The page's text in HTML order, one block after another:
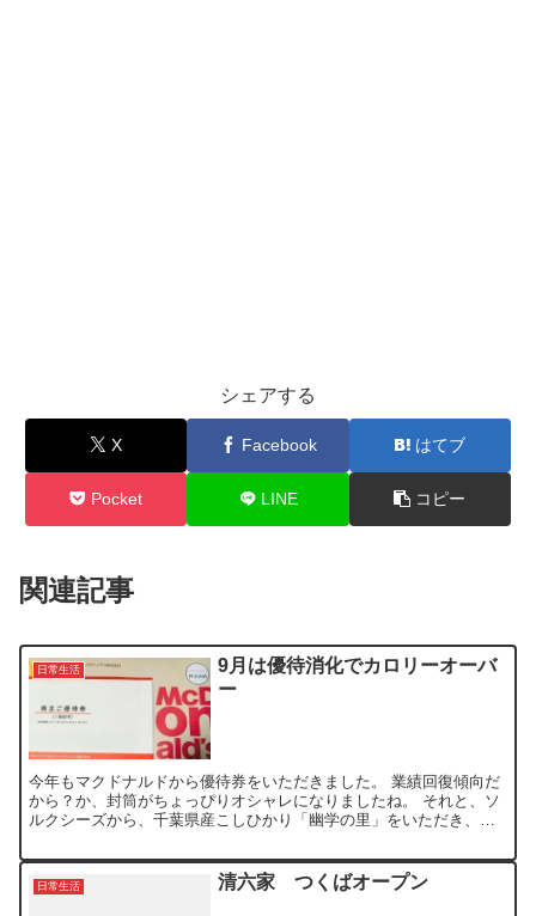
シェアする
X Facebook はてブ
Pocket LINE コピー
関連記事
日常生活
9月は優待消化でカロリーオーバ
ー
今年もマクドナルドから優待券をいただきました。 業績回復傾向だ
から？か、封筒がちょっぴりオシャレになりましたね。 それと、ソ
ルクシーズから、千葉県産こしひかり「幽学の里」をいただき、こ
日常生活 清六家 つくばオープン